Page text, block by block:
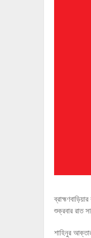
শুক্রবার রাত
শাহিনুর